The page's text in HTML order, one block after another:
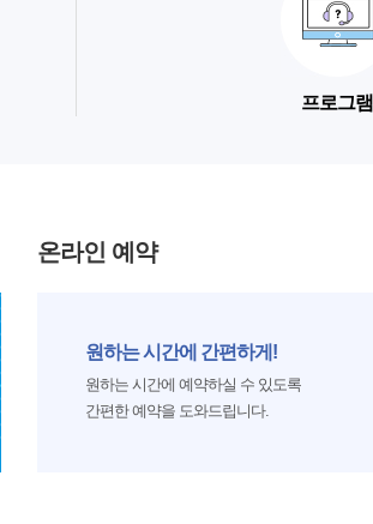
프로그램
온라인 예약
원하는 시간에 간편하게!
원하는 시간에 예약하실 수 있도록
간편한 예약을 도와드립니다.